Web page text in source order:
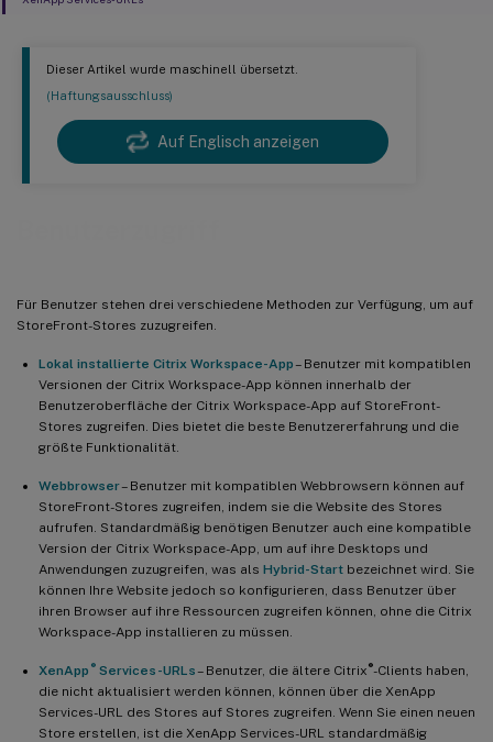
Dieser Artikel wurde maschinell übersetzt.
(Haftungsausschluss)
Auf Englisch anzeigen
Für Benutzer stehen drei verschiedene Methoden zur Verfügung, um auf
StoreFront-Stores zuzugreifen.
Lokal installierte Citrix Workspace-App– Benutzer mit kompatiblen
Versionen der Citrix Workspace-App können innerhalb der
Benutzeroberfläche der Citrix Workspace-App auf StoreFront-
Stores zugreifen. Dies bietet die beste Benutzererfahrung und die
größte Funktionalität.
Webbrowser– Benutzer mit kompatiblen Webbrowsern können auf
StoreFront-Stores zugreifen, indem sie die Website des Stores
aufrufen. Standardmäßig benötigen Benutzer auch eine kompatible
Version der Citrix Workspace-App, um auf ihre Desktops und
Anwendungen zuzugreifen, was als Hybrid-Start bezeichnet wird. Sie
können Ihre Website jedoch so konfigurieren, dass Benutzer über
ihren Browser auf ihre Ressourcen zugreifen können, ohne die Citrix
Workspace-App installieren zu müssen.
XenApp ®Services-URLs– Benutzer, die ältere Citrix ®-Clients haben,
die nicht aktualisiert werden können, können über die XenApp
Services-URL des Stores auf Stores zugreifen. Wenn Sie einen neuen
Store erstellen, ist die XenApp Services-URL standardmäßig